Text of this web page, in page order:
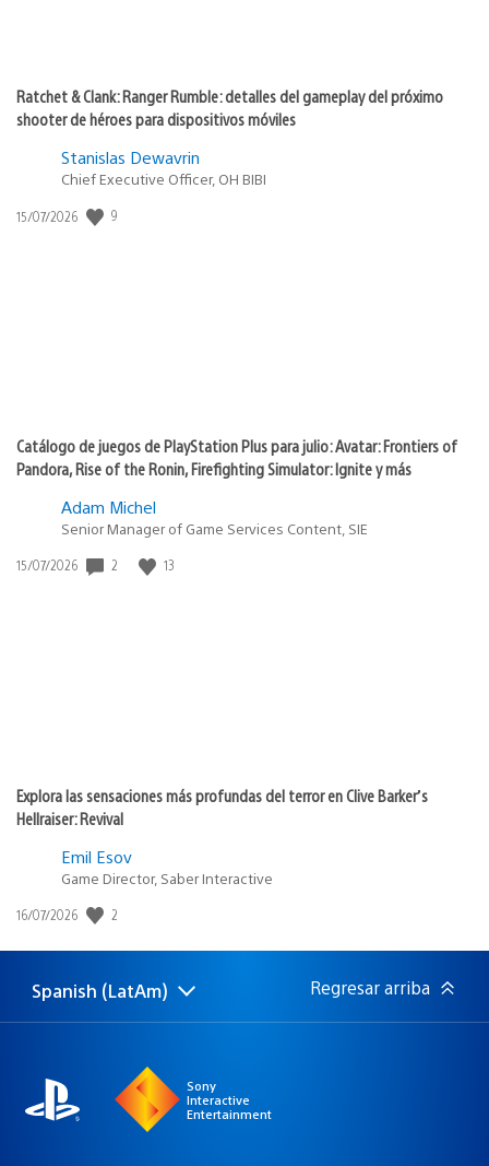
Ratchet & Clank: Ranger Rumble: detalles del gameplay del próximo
shooter de héroes para dispositivos móviles
Stanislas Dewavrin
Chief Executive Officer, OH BIBI
Fecha
15/07/2026 9
Catálogo de juegos de PlayStation Plus para julio: Avatar: Frontiers of
Pandora, Rise of the Ronin, Firefighting Simulator: Ignite y más
Adam Michel
Senior Manager of Game Services Content, SIE
Fecha
15/07/2026 2 13
Explora las sensaciones más profundas del terror en Clive Barker’s
Hellraiser: Revival
Emil Esov
Game Director, Saber Interactive
Fecha
publicación:
16/07/2026 2
Elige
Región
Spanish (LatAm) Regresar arriba
Sony
Interactive
Entertainment